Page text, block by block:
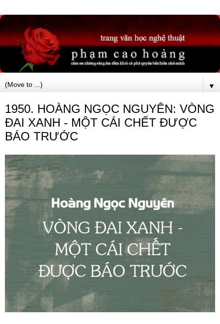
▼
1950. HOÀNG NGỌC NGUYÊN: VÒNG
ĐAI XANH - MỘT CÁI CHẾT ĐƯỢC
BÁO TRƯỚC